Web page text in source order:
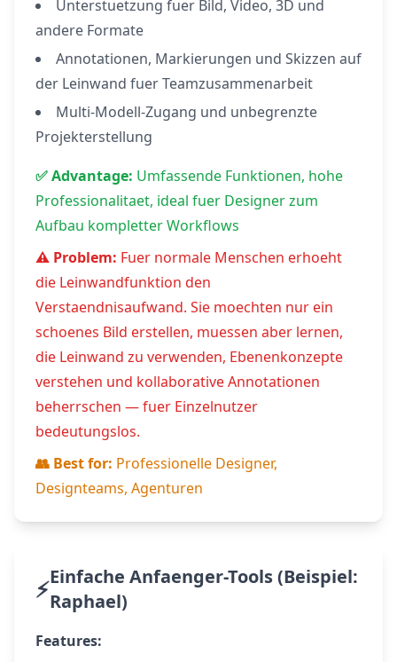
Unterstuetzung fuer Bild, Video, 3D und
andere Formate
Annotationen, Markierungen und Skizzen auf
der Leinwand fuer Teamzusammenarbeit
Multi-Modell-Zugang und unbegrenzte
Projekterstellung
✅ Advantage: Umfassende Funktionen, hohe
Professionalitaet, ideal fuer Designer zum
Aufbau kompletter Workflows
⚠️ Problem: Fuer normale Menschen erhoeht
die Leinwandfunktion den
Verstaendnisaufwand. Sie moechten nur ein
schoenes Bild erstellen, muessen aber lernen,
die Leinwand zu verwenden, Ebenenkonzepte
verstehen und kollaborative Annotationen
beherrschen — fuer Einzelnutzer
bedeutungslos.
👥 Best for: Professionelle Designer,
Designteams, Agenturen
⚡Einfache Anfaenger-Tools (Beispiel:
Raphael)
Features: